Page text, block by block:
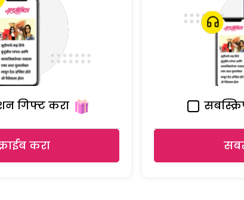
गिफ्ट करा
करा